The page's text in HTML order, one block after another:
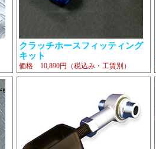
クラッチホースフィッティング
キット
価格 10,890円（税込み・工賃別）